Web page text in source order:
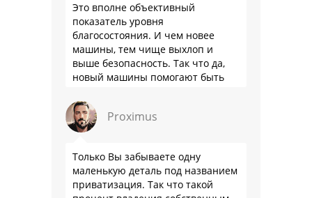
Это вполне объективный
показатель уровня
благосостояния. И чем новее
машины, тем чище выхлоп и
выше безопасность. Так что да,
новый машины помогают быть
Proximus
Только Вы забываете одну
маленькую деталь под названием
приватизация. Так что такой